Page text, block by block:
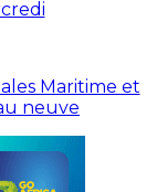
Maritime et
neuve